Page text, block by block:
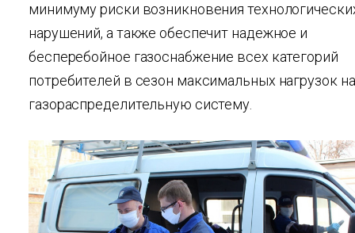
минимуму риски возникновения
нарушений, а также обеспечит надежное и
бесперебойное газоснабжение всех категорий
потребителей в сезон максимальных нагрузок на
газораспределительную систему.